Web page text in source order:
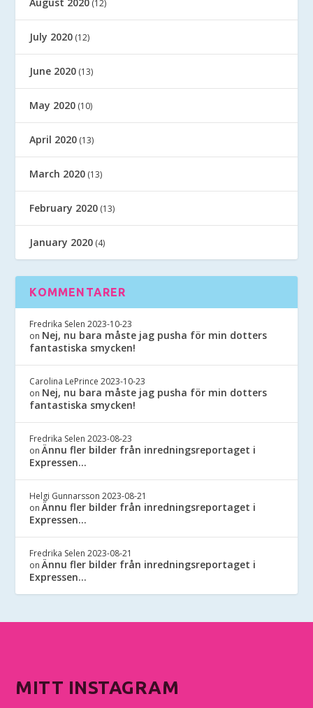
(12)
July 2020 (12)
June 2020 (13)
May 2020 (10)
April 2020 (13)
March 2020 (13)
February 2020 (13)
January 2020 (4)
KOMMENTARER
Fredrika Selen 2023-10-23
on Nej, nu bara måste jag pusha för min dotters
fantastiska smycken!
Carolina LePrince 2023-10-23
on Nej, nu bara måste jag pusha för min dotters
fantastiska smycken!
Fredrika Selen 2023-08-23
onÄnnu fler bilder från inredningsreportaget i
Expressen…
Helgi Gunnarsson 2023-08-21
onÄnnu fler bilder från inredningsreportaget i
Expressen…
Fredrika Selen 2023-08-21
onÄnnu fler bilder från inredningsreportaget i
Expressen…
MITT INSTAGRAM